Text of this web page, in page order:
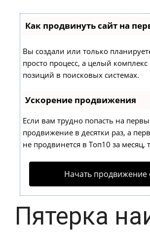
Как продвинуть сайт на
Вы создали или только
просто процесс, а целый
позиций в поисковых системах.
Ускорение продвижения
Если вам трудно попасть на
продвижение в десятки раз, а
не продвинется в Топ10 за месяц,
Начать продвижение
Пятерка